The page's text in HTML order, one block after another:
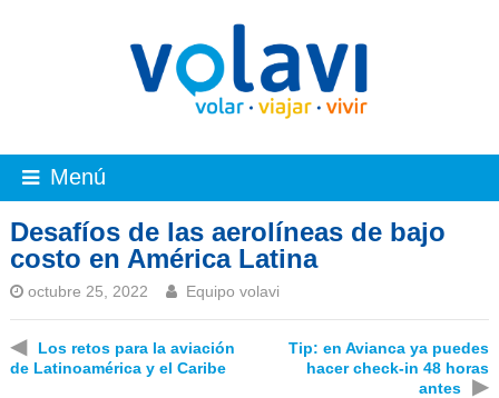
Menú
Desafíos de las aerolíneas de bajo
costo en América Latina
octubre 25, 2022 Equipo volavi
◀
Los retos para la aviación
de Latinoamérica y el Caribe
Tip: en Avianca ya puedes
hacer check-in 48 horas
antes
▶